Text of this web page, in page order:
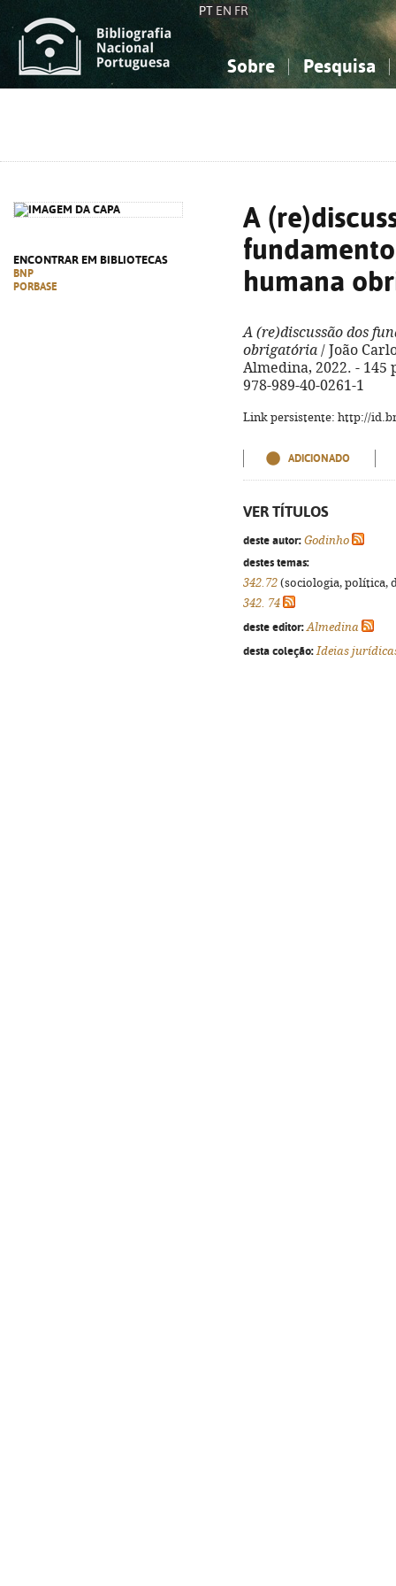
PT EN FR
Sobre Pesquisa
ENCONTRAR EM BIBLIOTECAS
BNP
PORBASE
A
humana
A (re)discussão dos
obrigatória / João
Almedina, 2022. - 145
978-989-40-0261-1
Link persistente: http://
ADICIONADO
VER TÍTULOS
deste autor: Godinho
destes temas:
342.72 (sociologia, política,
342. 74
deste editor: Almedina
desta coleção: Ideias